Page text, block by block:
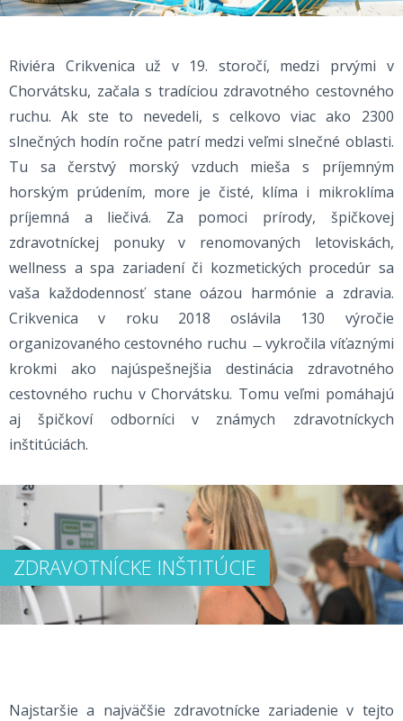
Riviéra Crikvenica už v 19. storočí, medzi prvými v
Chorvátsku, začala s tradíciou zdravotného cestovného
ruchu. Ak ste to nevedeli, s celkovo viac ako 2300
slnečných hodín ročne patrí medzi veľmi slnečné oblasti.
Tu sa čerstvý morský vzduch mieša s príjemným
horským prúdením, more je čisté, klíma i mikroklíma
príjemná a liečivá. Za pomoci prírody, špičkovej
zdravotníckej ponuky v renomovaných letoviskách,
wellness a spa zariadení či kozmetických procedúr sa
vaša každodennosť stane oázou harmónie a zdravia.
Crikvenica v roku 2018 oslávila 130 výročie
organizovaného cestovného ruchu ̶ vykročila víťaznými
krokmi ako najúspešnejšia destinácia zdravotného
cestovného ruchu v Chorvátsku. Tomu veľmi pomáhajú
aj špičkoví odborníci v známych zdravotníckych
inštitúciách.
ZDRAVOTNÍCKE INŠTITÚCIE
Najstaršie a najväčšie zdravotnícke zariadenie v tejto